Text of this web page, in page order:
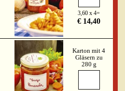
3,60 x 4=
€ 14,40
Karton mit 4
Gläsern zu
280 g